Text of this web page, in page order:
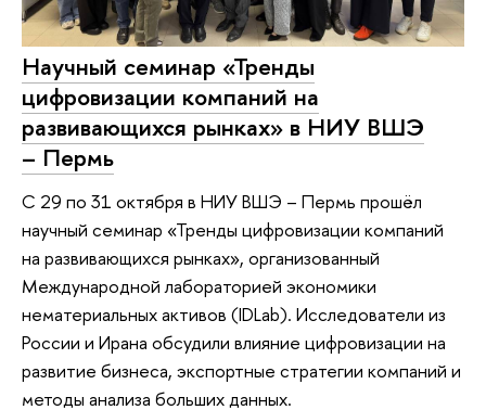
Научный семинар «Тренды
цифровизации компаний на
развивающихся рынках» в НИУ ВШЭ
– Пермь
С 29 по 31 октября в НИУ ВШЭ – Пермь прошёл
научный семинар «Тренды цифровизации компаний
на развивающихся рынках», организованный
Международной лабораторией экономики
нематериальных активов (IDLab). Исследователи из
России и Ирана обсудили влияние цифровизации на
развитие бизнеса, экспортные стратегии компаний и
методы анализа больших данных.